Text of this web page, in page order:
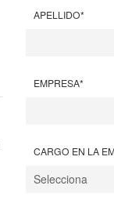
APELLIDO*
EMPRESA*
CARGO EN LA